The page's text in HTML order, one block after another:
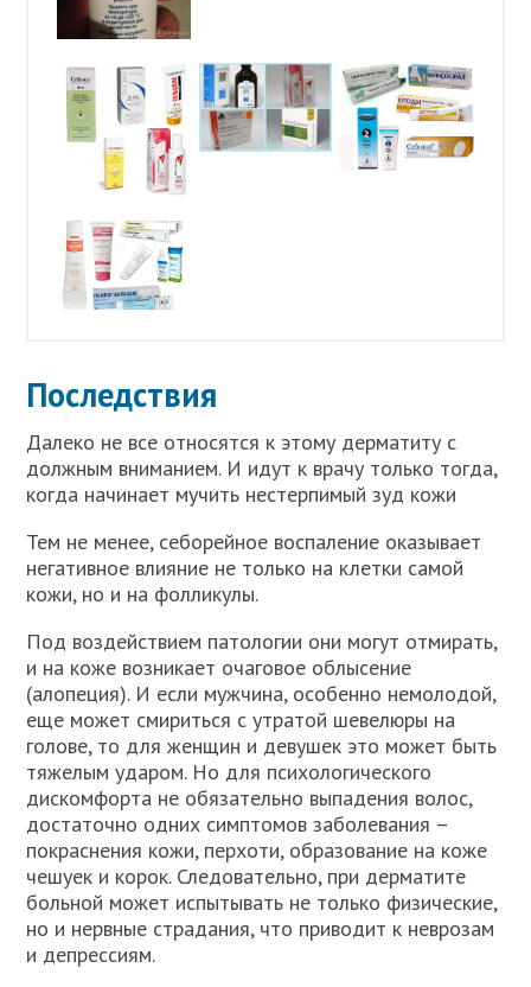
Последствия
Далеко не все относятся к этому дерматиту с
должным вниманием. И идут к врачу только тогда,
когда начинает мучить нестерпимый зуд кожи
Тем не менее, себорейное воспаление оказывает
негативное влияние не только на клетки самой
кожи, но и на фолликулы.
Под воздействием патологии они могут отмирать,
и на коже возникает очаговое облысение
(алопеция). И если мужчина, особенно немолодой,
еще может смириться с утратой шевелюры на
голове, то для женщин и девушек это может быть
тяжелым ударом. Но для психологического
дискомфорта не обязательно выпадения волос,
достаточно одних симптомов заболевания –
покраснения кожи, перхоти, образование на коже
чешуек и корок. Следовательно, при дерматите
больной может испытывать не только физические,
но и нервные страдания, что приводит к неврозам
и депрессиям.